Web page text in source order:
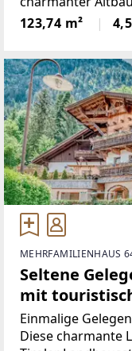
Sanierung,
123,74 m²
MEHRFAMILIENHAUS
Seltene
mit
Piburger See
Einmalige
Diese charmante